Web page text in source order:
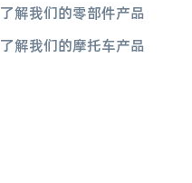
了解我们的零部件产品
了解我们的摩托车产品